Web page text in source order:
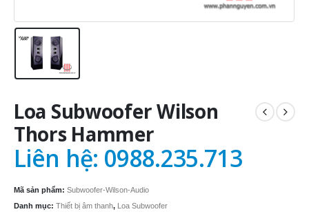
Loa Subwoofer Wilson
Thors Hammer
Liên hệ: 0988.235.713
Mã sản phẩm: Subwoofer-Wilson-Audio
Danh mục: Thiết bị âm thanh,
Loa Subwoofer